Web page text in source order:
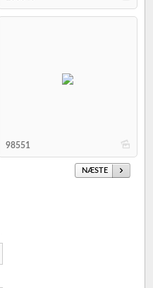
b
98551
NÆSTE